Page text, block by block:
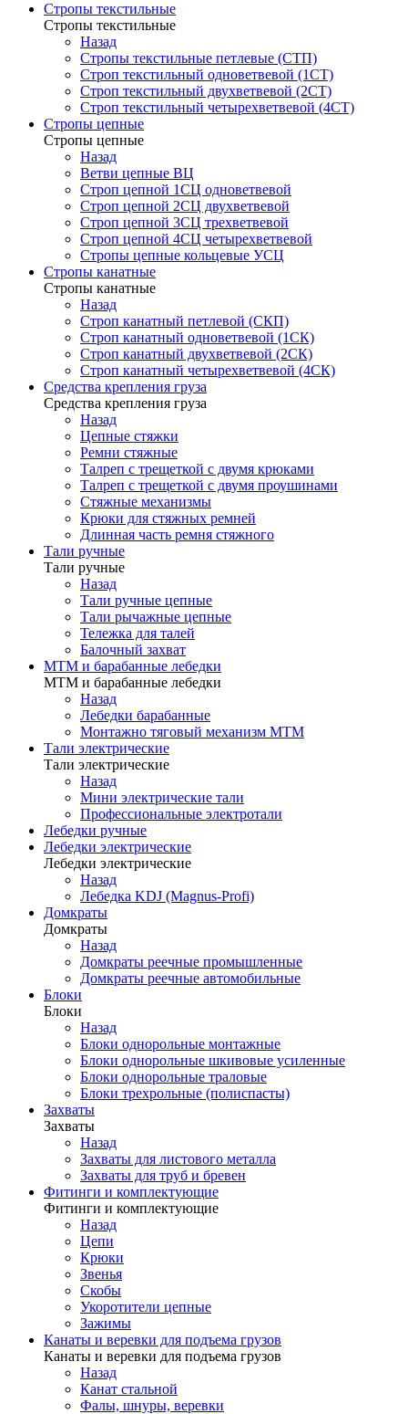
Стропы текстильные
Стропы текстильные
Назад
Стропы текстильные петлевые (СТП)
Строп текстильный одноветвевой (1СТ)
Строп текстильный двухветвевой (2СТ)
Строп текстильный четырехветвевой (4СТ)
Стропы цепные
Стропы цепные
Назад
Ветви цепные ВЦ
Строп цепной 1СЦ одноветвевой
Строп цепной 2СЦ двухветвевой
Строп цепной 3СЦ трехветвевой
Строп цепной 4СЦ четырехветвевой
Стропы цепные кольцевые УСЦ
Стропы канатные
Стропы канатные
Назад
Строп канатный петлевой (СКП)
Строп канатный одноветвевой (1СК)
Строп канатный двухветвевой (2СК)
Строп канатный четырехветвевой (4СК)
Средства крепления груза
Средства крепления груза
Назад
Цепные стяжки
Ремни стяжные
Талреп с трещеткой с двумя крюками
Талреп с трещеткой с двумя проушинами
Стяжные механизмы
Крюки для стяжных ремней
Длинная часть ремня стяжного
Тали ручные
Тали ручные
Назад
Тали ручные цепные
Тали рычажные цепные
Тележка для талей
Балочный захват
МТМ и барабанные лебедки
МТМ и барабанные лебедки
Назад
Лебедки барабанные
Монтажно тяговый механизм МТМ
Тали электрические
Тали электрические
Назад
Мини электрические тали
Профессиональные электротали
Лебедки ручные
Лебедки электрические
Лебедки электрические
Назад
Лебедка KDJ (Magnus-Profi)
Домкраты
Домкраты
Назад
Домкраты реечные промышленные
Домкраты реечные автомобильные
Блоки
Блоки
Назад
Блоки однорольные монтажные
Блоки однорольные шкивовые усиленные
Блоки однорольные траловые
Блоки трехрольные (полиспасты)
Захваты
Захваты
Назад
Захваты для листового металла
Захваты для труб и бревен
Фитинги и комплектующие
Фитинги и комплектующие
Назад
Цепи
Крюки
Звенья
Скобы
Укоротители цепные
Зажимы
Канаты и веревки для подъема грузов
Канаты и веревки для подъема грузов
Назад
Канат стальной
Фалы, шнуры, веревки